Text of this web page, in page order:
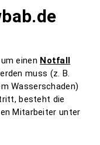
einen Notfall
muss (z. B.
Wasserschaden)
besteht die
Mitarbeiter unter